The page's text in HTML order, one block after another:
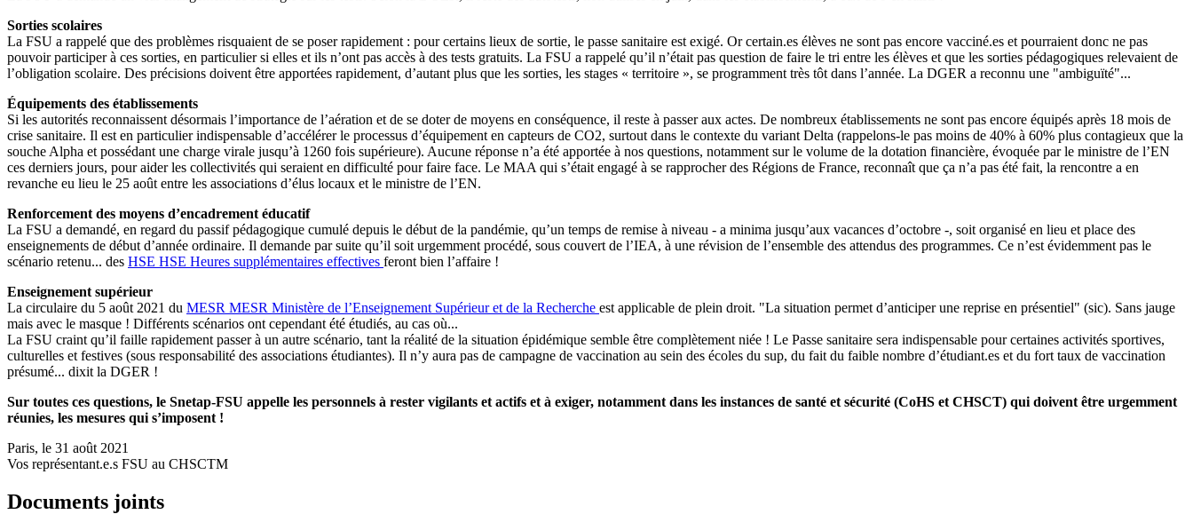
Sorties scolaires
La FSU a rappelé que des problèmes risquaient de se poser rapidement : pour certains lieux de sortie, le passe sanitaire est exigé. Or certain.es élèves ne sont pas encore vacciné.es et pourraient donc ne pas
pouvoir participer à ces sorties, en particulier si elles et ils n’ont pas accès à des tests gratuits. La FSU a rappelé qu’il n’était pas question de faire le tri entre les élèves et que les sorties pédagogiques relevaient de
l’obligation scolaire. Des précisions doivent être apportées rapidement, d’autant plus que les sorties, les stages « territoire », se programment très tôt dans l’année. La DGER a reconnu une "ambiguïté"...
Équipements des établissements
Si les autorités reconnaissent désormais l’importance de l’aération et de se doter de moyens en conséquence, il reste à passer aux actes. De nombreux établissements ne sont pas encore équipés après 18 mois de
crise sanitaire. Il est en particulier indispensable d’accélérer le processus d’équipement en capteurs de CO2, surtout dans le contexte du variant Delta (rappelons-le pas moins de 40% à 60% plus contagieux que la
souche Alpha et possédant une charge virale jusqu’à 1260 fois supérieure). Aucune réponse n’a été apportée à nos questions, notamment sur le volume de la dotation financière, évoquée par le ministre de l’EN
ces derniers jours, pour aider les collectivités qui seraient en difficulté pour faire face. Le MAA qui s’était engagé à se rapprocher des Régions de France, reconnaît que ça n’a pas été fait, la rencontre a en
revanche eu lieu le 25 août entre les associations d’élus locaux et le ministre de l’EN.
Renforcement des moyens d’encadrement éducatif
La FSU a demandé, en regard du passif pédagogique cumulé depuis le début de la pandémie, qu’un temps de remise à niveau - a minima jusqu’aux vacances d’octobre -, soit organisé en lieu et place des
enseignements de début d’année ordinaire. Il demande par suite qu’il soit urgemment procédé, sous couvert de l’IEA, à une révision de l’ensemble des attendus des programmes. Ce n’est évidemment pas le
scénario retenu... des HSE HSE Heures supplémentaires effectives feront bien l’affaire !
Enseignement supérieur
La circulaire du 5 août 2021 du MESR MESR Ministère de l’Enseignement Supérieur et de la Recherche est applicable de plein droit. "La situation permet d’anticiper une reprise en présentiel" (sic). Sans jauge
mais avec le masque ! Différents scénarios ont cependant été étudiés, au cas où...
La FSU craint qu’il faille rapidement passer à un autre scénario, tant la réalité de la situation épidémique semble être complètement niée ! Le Passe sanitaire sera indispensable pour certaines activités sportives,
culturelles et festives (sous responsabilité des associations étudiantes). Il n’y aura pas de campagne de vaccination au sein des écoles du sup, du fait du faible nombre d’étudiant.es et du fort taux de vaccination
présumé... dixit la DGER !
Sur toutes ces questions, le Snetap-FSU appelle les personnels à rester vigilants et actifs et à exiger, notamment dans les instances de santé et sécurité (CoHS et CHSCT) qui doivent être urgemment
réunies, les mesures qui s’imposent !
Paris, le 31 août 2021
Vos représentant.e.s FSU au CHSCTM
Documents joints